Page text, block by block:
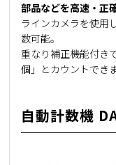
部品などを高速・正
ラインカメラを使用
数可能。
重なり補正機能付き
個」とカウントできま
自動計数機